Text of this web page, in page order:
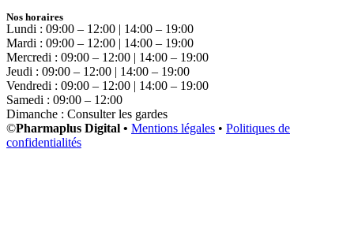
Nos horaires
Lundi : 09:00 – 12:00 | 14:00 – 19:00
Mardi : 09:00 – 12:00 | 14:00 – 19:00
Mercredi : 09:00 – 12:00 | 14:00 – 19:00
Jeudi : 09:00 – 12:00 | 14:00 – 19:00
Vendredi : 09:00 – 12:00 | 14:00 – 19:00
Samedi : 09:00 – 12:00
Dimanche : Consulter les gardes
©Pharmaplus Digital • Mentions légales • Politiques de
confidentialités